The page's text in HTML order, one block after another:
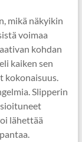
mikä näkyikin
voimaa
kohdan
kaiken sen
kokonaisuus.
Slipperin
lähettää